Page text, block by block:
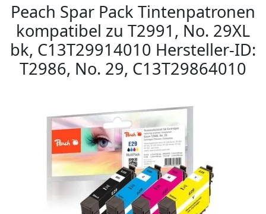
Peach Spar Pack Tintenpatronen
kompatibel zu T2991, No. 29XL
bk, C13T29914010 Hersteller-ID:
T2986, No. 29, C13T29864010